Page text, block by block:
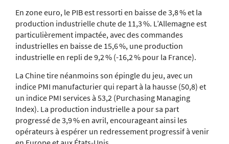
En zone euro, le PIB est ressorti en baisse de 3,8 % et la
production industrielle chute de 11,3 %. L’Allemagne est
particulièrement impactée, avec des commandes
industrielles en baisse de 15,6 %, une production
industrielle en repli de 9,2 % (-16,2 % pour la France).
La Chine tire néanmoins son épingle du jeu, avec un
indice PMI manufacturier qui repart à la hausse (50,8) et
un indice PMI services à 53,2 (Purchasing Managing
Index). La production industrielle a pour sa part
progressé de 3,9 % en avril, encourageant ainsi les
opérateurs à espérer un redressement progressif à venir